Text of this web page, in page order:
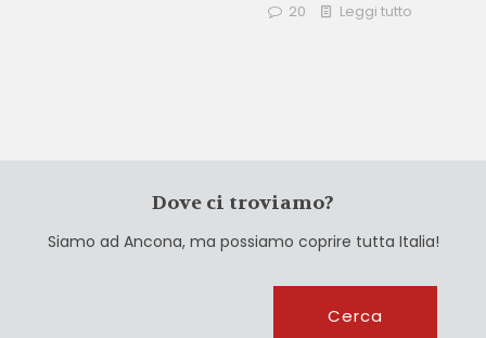
20 Leggi tutto
Dove ci troviamo?
Siamo ad Ancona, ma possiamo coprire tutta Italia!
Cerca